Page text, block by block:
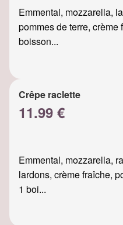
Emmental, mozzarella,
pommes de terre, crème
boisson...
Crêpe raclette
11.99 €
Emmental, mozzarella,
lardons, crème fraîche,
1 boi...